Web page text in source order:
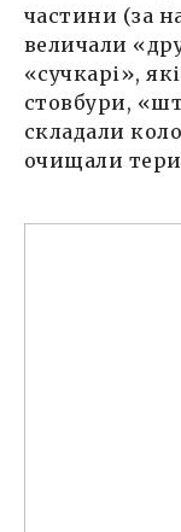
частини (за
величали
«сучкарі»,
стовбури,
складали
очищали